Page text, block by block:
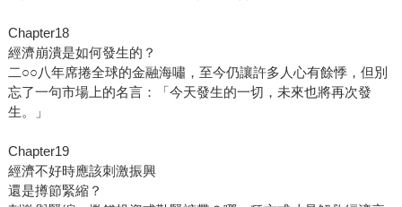
Chapter18
經濟崩潰是如何發生的？
二○○八年席捲全球的金融海嘯，至今仍讓許多人心有餘悸，但別
忘了一句市場上的名言：「今天發生的一切，未來也將再次發
生。」
Chapter19
經濟不好時應該刺激振興
還是撙節緊縮？